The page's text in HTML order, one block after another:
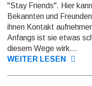
"Stay Friends". Hier
Bekannten und
ihnen Kontakt
Anfangs ist sie etwas
diesem Wege wirk...
WEITER LESEN